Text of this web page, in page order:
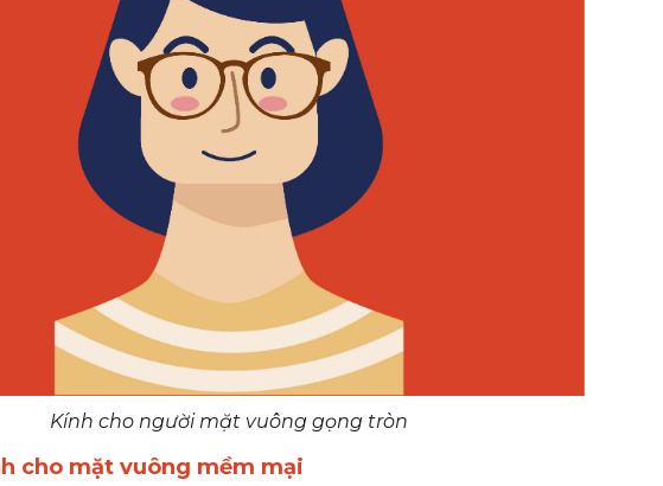
Kính cho người mặt vuông gọng tròn
cho mặt vuông mềm mại